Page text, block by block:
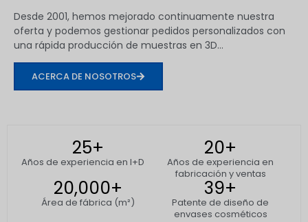
Desde 2001, hemos mejorado continuamente nuestra
oferta y podemos gestionar pedidos personalizados con
una rápida producción de muestras en 3D...
ACERCA DE NOSOTROS
Años de experiencia en I+D
25+
Años de experiencia en
fabricación y ventas
20+
Área de fábrica (m²)
20,000+
Patente de diseño de
envases cosméticos
39+